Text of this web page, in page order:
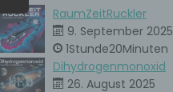
RaumZeitRuckler
9. September 2025
1Stunde20Minuten
Dihydrogenmonoxid
26. August 2025